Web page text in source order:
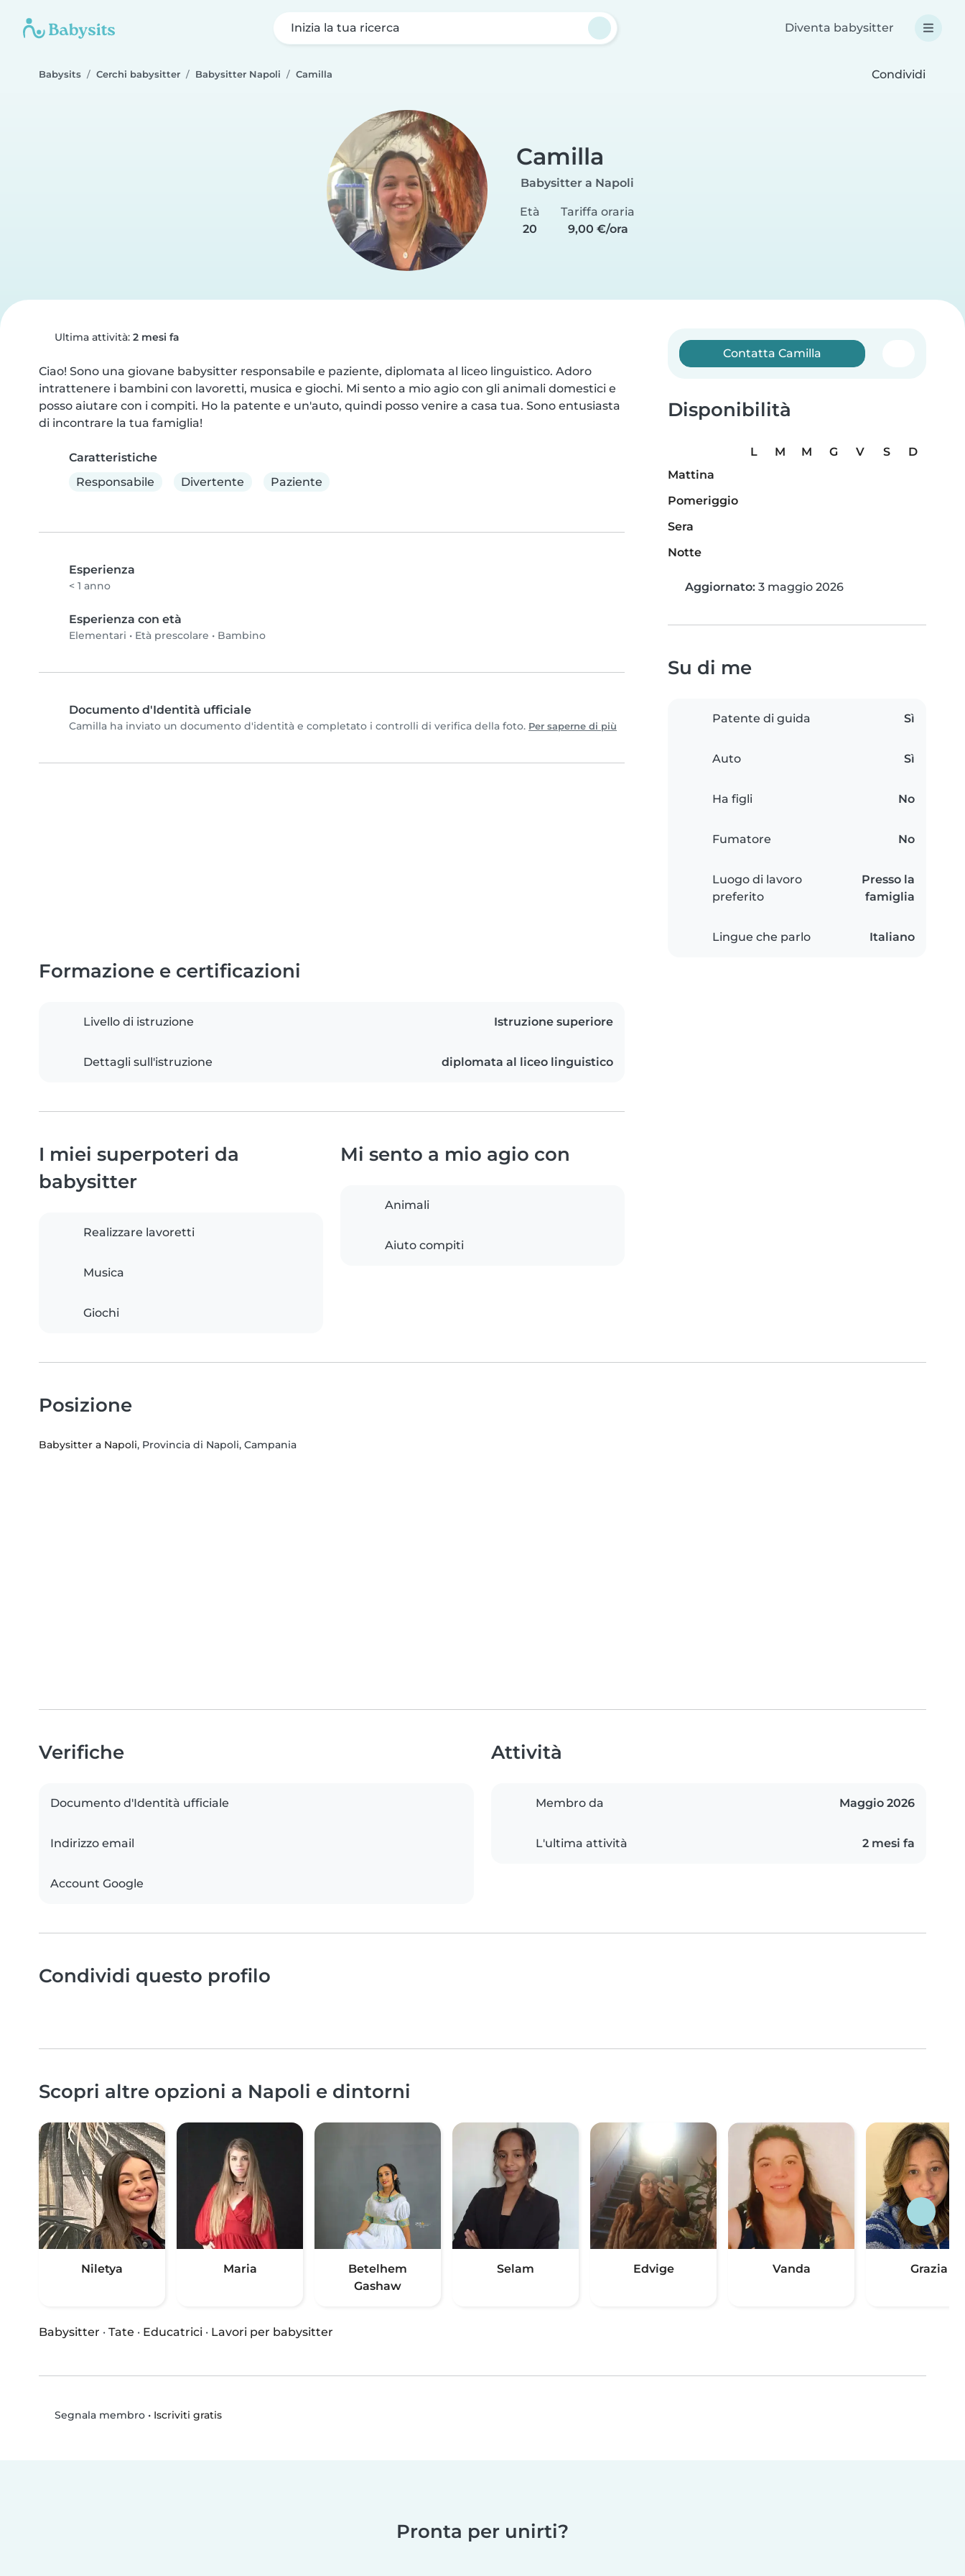
Inizia la tua ricerca Diventa babysitter
Babysits Cerchi babysitter Babysitter Napoli Camilla Condividi
Camilla
Babysitter a Napoli
Età
20
Tariffa oraria
9,00 €/ora
Ultima attività: 2 mesi fa
Ciao! Sono una giovane babysitter responsabile e paziente, diplomata al liceo linguistico. Adoro
intrattenere i bambini con lavoretti, musica e giochi. Mi sento a mio agio con gli animali domestici e
posso aiutare con i compiti. Ho la patente e un'auto, quindi posso venire a casa tua. Sono entusiasta
di incontrare la tua famiglia!
Caratteristiche
Responsabile
Divertente Paziente
Esperienza
< 1 anno
Esperienza con età
Elementari • Età prescolare • Bambino
Documento d'Identità ufficiale
Camilla ha inviato un documento d'identità e completato i controlli di verifica della foto. Per saperne di più
Contatta Camilla
Disponibilità
L M M G V S
D
Mattina
Pomeriggio
Sera
Notte
Aggiornato: 3 maggio 2026
Su di me
Patente di guida Sì
Auto Sì
Ha figli No
Fumatore No
Luogo di lavoro
preferito
Presso la
famiglia
Lingue che parlo Italiano
Formazione e certificazioni
Livello di istruzione Istruzione superiore
Dettagli sull'istruzione diplomata al liceo linguistico
I miei superpoteri da
babysitter
Realizzare lavoretti
Musica
Giochi
Mi sento a mio agio con
Animali
Aiuto compiti
Posizione
Babysitter a Napoli, Provincia di Napoli, Campania
Verifiche
Documento d'Identità ufficiale
Indirizzo email
Account Google
Attività
Membro da Maggio 2026
L'ultima attività 2 mesi fa
Condividi questo profilo
Scopri altre opzioni a Napoli e dintorni
Niletya Maria
Betelhem
Gashaw
Selam Edvige Vanda Grazia
Babysitter · Tate · Educatrici · Lavori per babysitter
Segnala membro• Iscriviti gratis
Pronta per unirti?